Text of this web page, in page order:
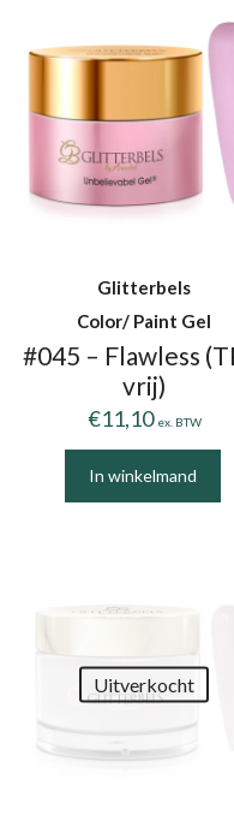
Glitterbels
Color/ Paint Gel
#045 – Flawless
vrij)
€11,10 ex. BTW
In winkelmand
Uitverkocht